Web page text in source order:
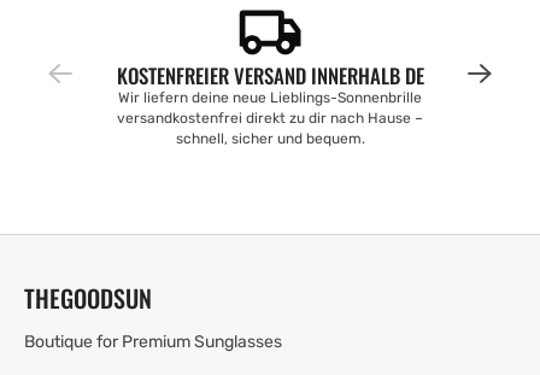
KOSTENFREIER VERSAND INNERHALB DE
Wir liefern deine neue Lieblings-Sonnenbrille
versandkostenfrei direkt zu dir nach Hause –
schnell, sicher und bequem.
THEGOODSUN
Boutique for Premium Sunglasses